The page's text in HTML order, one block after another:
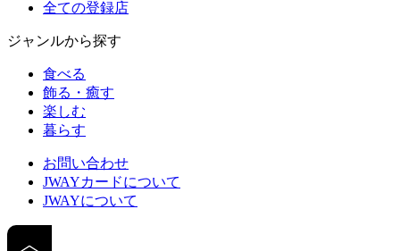
全ての登録店
ジャンルから探す
食べる
飾る・癒す
楽しむ
暮らす
お問い合わせ
JWAYカードについて
JWAYについて